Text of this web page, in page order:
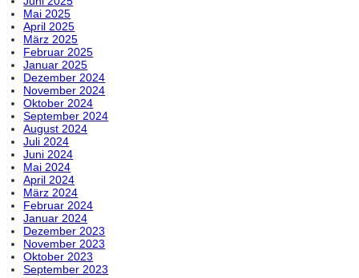
Mai 2025
April 2025
März 2025
Februar 2025
Januar 2025
Dezember 2024
November 2024
Oktober 2024
September 2024
August 2024
Juli 2024
Juni 2024
Mai 2024
April 2024
März 2024
Februar 2024
Januar 2024
Dezember 2023
November 2023
Oktober 2023
September 2023